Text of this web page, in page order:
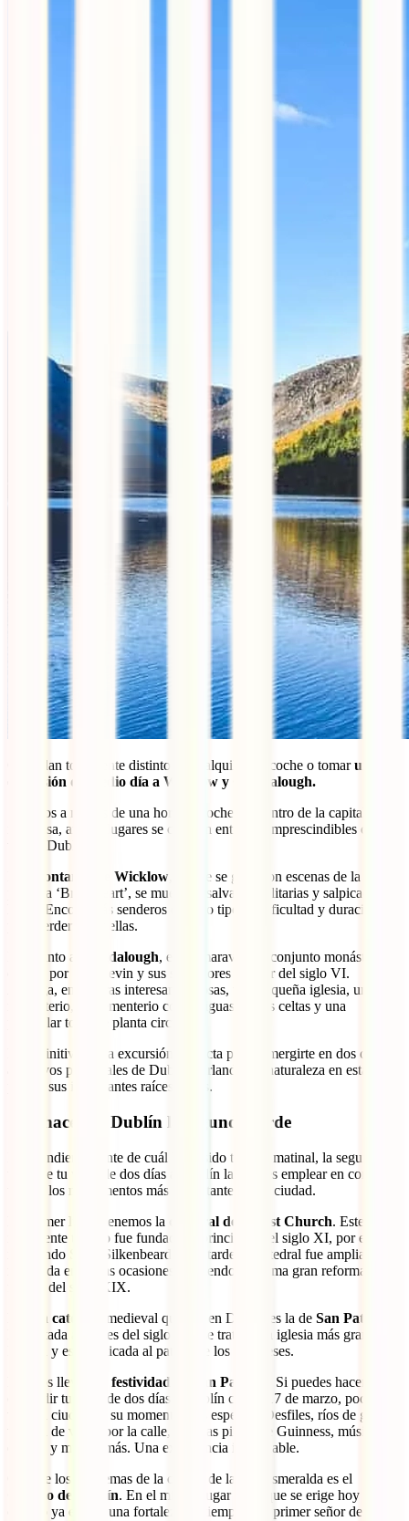
Otro plan totalmente distinto sería alquilar un coche o tomaruna
excursión de medio día a Wicklow y Glendalough.
Situados a menos de una hora en coche del centro de la capital
irlandesa, ambos lugares se cuentan entre los imprescindibles que
ver en Dublín.
montañas de Wicklow , donde se grabaron escenas de la
película ‘Braveheart’, se muestran salvajes, solitarias y salpicadas de
lagos. Encontrarás senderos de todo tipo de dificultad y duración
para perderte por ellas.
En cuanto a
Glendalough, es un maravilloso conjunto monástico,
creado por San Kevin y sus seguidores a partir del siglo VI.
Alberga, entre otras interesantes cosas, una pequeña iglesia, un
monasterio, un cementerio con antiguas cruces celtas y una
particular torre de planta circular.
En definitiva, es la excursión perfecta para sumergirte en dos de los
atractivos principales de Dublín e Irlanda: su naturaleza en estado
puro y sus interesantes raíces celtas.
Qué hacer en Dublín la segunda tarde
Independientemente de cuál haya sido tu plan matinal, la segunda
tarde de tu viaje de dos días a Dublín la puedes emplear en conocer
tres de los monumentos más importantes de la ciudad.
En primer lugar, tenemos la
catedral de Christ Church. Este
imponente templo fue fundado, a principios del siglo XI, por el rey
normando Sitric Silkenbeard. Más tarde, la catedral fue ampliada y
renovada en varias ocasiones, sufriendo la última gran reforma a
finales del siglo XIX.
La otra catedral medieval que ver en Dublín es la de San Patricio
Levantada a finales del siglo XII, se trata de la iglesia más grande de
Irlanda y está dedicada al patrón de los irlandeses.
Eso nos lleva a la festividad de San Patricio
. Si puedes hacer
coincidir tu viaje de dos días a Dublín con el 17 de marzo, podrás
vivir la ciudad en su momento más especial. Desfiles, ríos de gente
vestida de verde por la calle, muchas pintas de Guinness, música en
directo y mucho más. Una experiencia inolvidable.
Otro de los emblemas de la capital de la Isla Esmeralda es el
Castillo de Dublín. En el mismo lugar en el que se erige hoy el
castillo ya existía una fortaleza en tiempos del primer señor de